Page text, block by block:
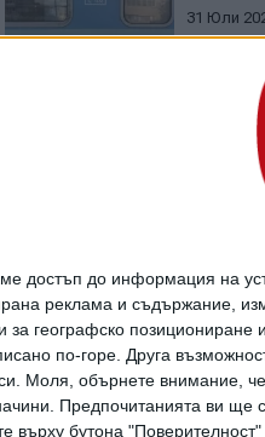
достъп до информация на
реклама и съдържание,
географско
по-горе. Друга
Моля, обърнете внимание,
Предпочитанията ви ще
върху бутона
31 Юли
БДЖ -